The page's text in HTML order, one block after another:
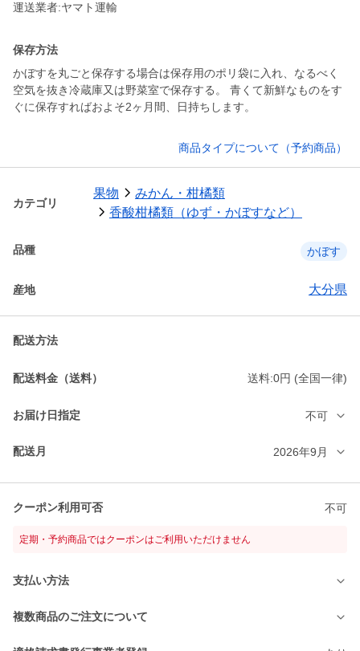
運送業者:ヤマト運輸
保存方法
かぼすを丸ごと保存する場合は保存用のポリ袋に入れ、なるべく
空気を抜き冷蔵庫又は野菜室で保存する。 青くて新鮮なものをす
ぐに保存すればおよそ2ヶ月間、日持ちします。
商品タイプについて（予約商品）
カテゴリ
果物
みかん・柑橘類
香酸柑橘類（ゆず・かぼすなど）
品種 かぼす
産地 大分県
配送方法
配送料金（送料） 送料:0円 (全国一律)
お届け日指定 不可
配送月 2026年9月
クーポン利用可否 不可
定期・予約商品ではクーポンはご利用いただけません
支払い方法
複数商品のご注文について